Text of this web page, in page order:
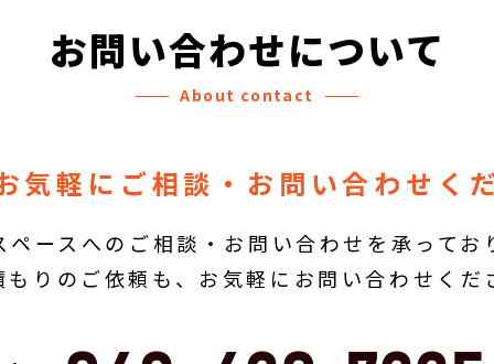
お問い合わせについて
About contact
気軽にご相談・お問い合わせく
ペースへのご相談・お問い合わせを承ってお
もりのご依頼も、お気軽にお問い合わせくだ